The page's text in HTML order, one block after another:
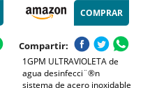
COMPRAR
Compartir:
1GPM ULTRAVIOLETA de
agua desinfecci¨®n
sistema de acero inoxidable